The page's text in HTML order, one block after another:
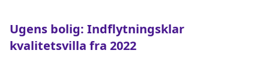
Ugens bolig: Indflytningsklar
kvalitetsvilla fra 2022